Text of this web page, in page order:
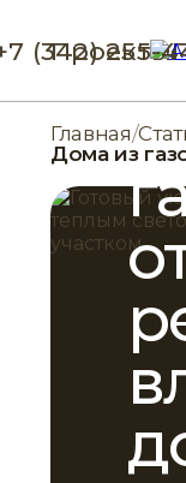
Проекты
(342) 255-
Главная/
21